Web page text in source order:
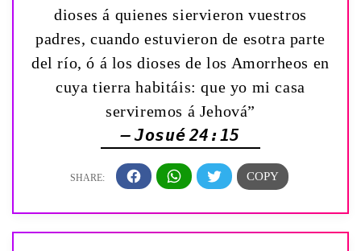
dioses á quienes siervieron vuestros
padres, cuando estuvieron de esotra parte
del río, ó á los dioses de los Amorrheos en
cuya tierra habitáis: que yo mi casa
serviremos á Jehová”
— Josué 24:15